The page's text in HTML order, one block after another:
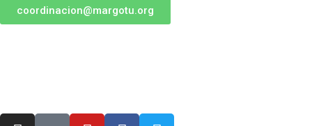
coordinacion@margotu.org